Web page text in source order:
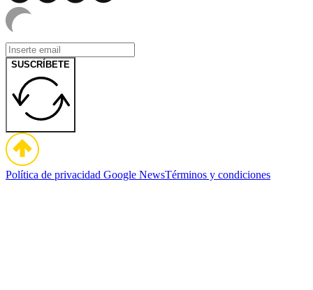
SUSCRÍBETE
Política de privacidad Google NewsTérminos y condiciones